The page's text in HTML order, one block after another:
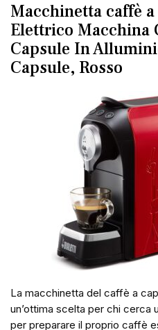
Macchinetta caffè
Elettrico Macchina
Capsule In
Capsule, Rosso
La macchinetta del caffè a
un’ottima scelta per chi cerca
per preparare il proprio caffè